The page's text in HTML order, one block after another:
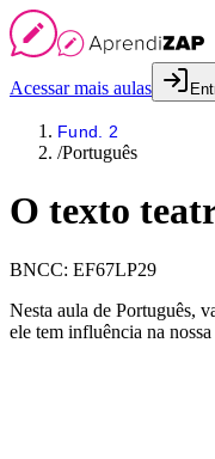
Acessar mais aulas
Fund. 2
/Português
O texto
BNCC: EF67LP29
Nesta aula de Português,
ele tem influência na